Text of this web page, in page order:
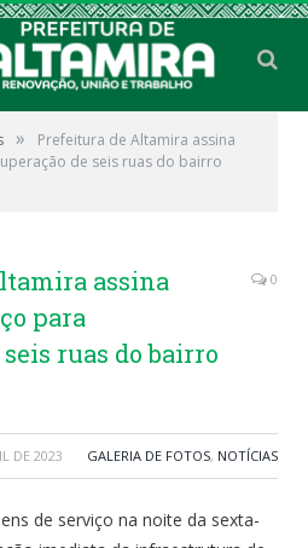
»
Prefeitura de Altamira assina
de seis ruas do bairro
assina
para
ruas do bairro
0
DE 2023 GALERIA DE FOTOS, NOTÍCIAS
de serviço na noite da sexta-